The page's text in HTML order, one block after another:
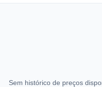
Sem histórico de preços